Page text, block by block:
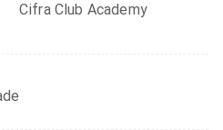
Cifra Club Academy